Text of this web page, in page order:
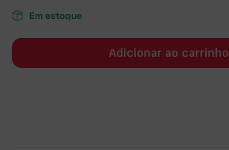
Em estoque
Adicionar ao carrinho